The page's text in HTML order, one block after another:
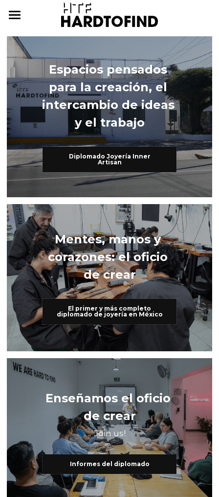
THE WHAT
The What
Inner Artisan
International Workshops
Further Studies
Try Hard
THE WHO
The Who
At Home
Family
Dear Friends
THE WHY
THE HOW
ONLINE CAMPUS
THE ARCHIVE
cursos@htf.org.mx
Espacios pensados
para la creación, el
intercambio de ideas
y el trabajo
Diplomado Joyería Inner
Artisan
Mentes, manos y
corazones: el oficio
de crear
El primer y más completo
diplomado de joyería en México
Enseñamos el oficio
de crear
Join us!
Informes del diplomado